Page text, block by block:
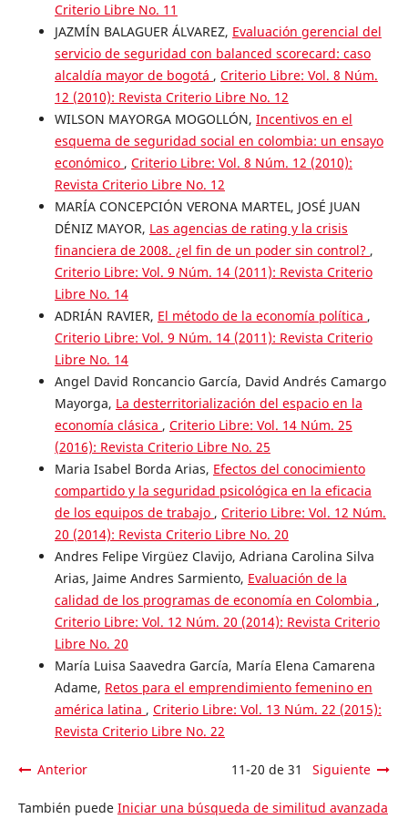
Criterio Libre No. 11
JAZMÍN BALAGUER ÁLVAREZ, Evaluación gerencial del
servicio de seguridad con balanced scorecard: caso
alcaldía mayor de bogotá , Criterio Libre: Vol. 8 Núm.
12 (2010): Revista Criterio Libre No. 12
WILSON MAYORGA MOGOLLÓN, Incentivos en el
esquema de seguridad social en colombia: un ensayo
económico , Criterio Libre: Vol. 8 Núm. 12 (2010):
Revista Criterio Libre No. 12
MARÍA CONCEPCIÓN VERONA MARTEL, JOSÉ JUAN
DÉNIZ MAYOR, Las agencias de rating y la crisis
financiera de 2008. ¿el fin de un poder sin control? ,
Criterio Libre: Vol. 9 Núm. 14 (2011): Revista Criterio
Libre No. 14
ADRIÁN RAVIER, El método de la economía política ,
Criterio Libre: Vol. 9 Núm. 14 (2011): Revista Criterio
Libre No. 14
Angel David Roncancio García, David Andrés Camargo
Mayorga, La desterritorialización del espacio en la
economía clásica , Criterio Libre: Vol. 14 Núm. 25
(2016): Revista Criterio Libre No. 25
Maria Isabel Borda Arias, Efectos del conocimiento
compartido y la seguridad psicológica en la eficacia
de los equipos de trabajo , Criterio Libre: Vol. 12 Núm.
20 (2014): Revista Criterio Libre No. 20
Andres Felipe Virgüez Clavijo, Adriana Carolina Silva
Arias, Jaime Andres Sarmiento, Evaluación de la
calidad de los programas de economía en Colombia ,
Criterio Libre: Vol. 12 Núm. 20 (2014): Revista Criterio
Libre No. 20
María Luisa Saavedra García, María Elena Camarena
Adame, Retos para el emprendimiento femenino en
américa latina , Criterio Libre: Vol. 13 Núm. 22 (2015):
Revista Criterio Libre No. 22
Anterior 11-20 de 31 Siguiente
También puede Iniciar una búsqueda de similitud avanzada